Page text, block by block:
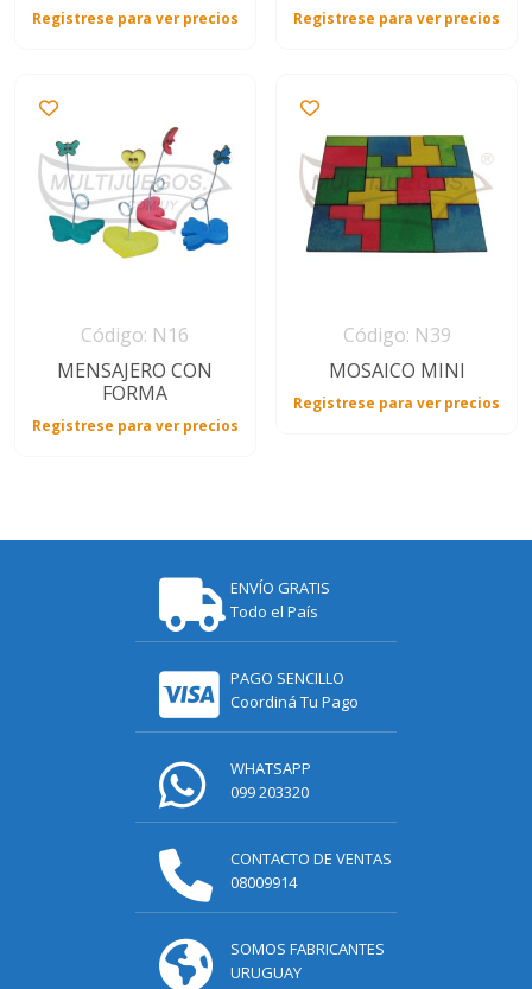
Registrese para ver precios Registrese para ver precios
Código: N16
MENSAJERO CON
FORMA
Registrese para ver precios
Código: N39
MOSAICO MINI
Registrese para ver precios
ENVÍO GRATIS
Todo el País
PAGO SENCILLO
Coordiná Tu Pago
WHATSAPP
099 203320
CONTACTO DE VENTAS
08009914
SOMOS FABRICANTES
URUGUAY